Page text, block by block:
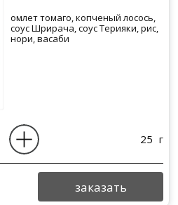
омлет томаго, копченый лосось,
соус Шрирача, соус Терияки, рис,
нори, васаби
25 г
заказать